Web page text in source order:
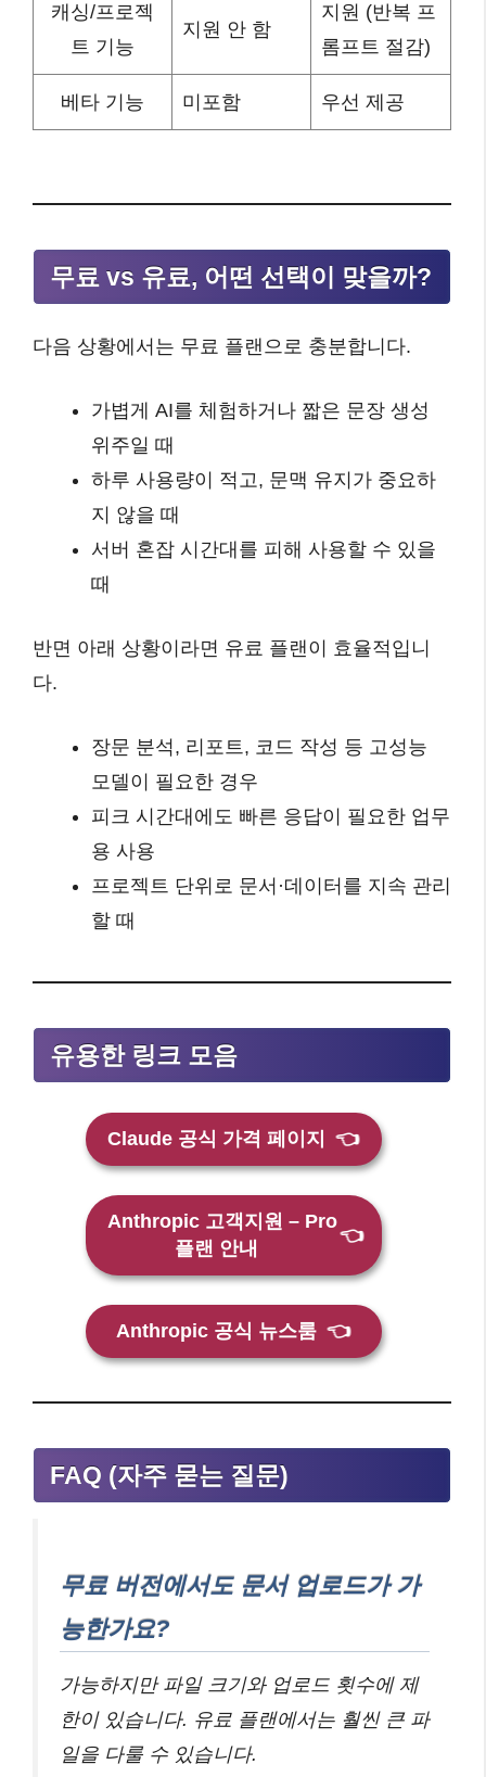
캐싱/프로젝
트 기능
지원 안 함
지원 (반복 프
롬프트 절감)
베타 기능 미포함 우선 제공
무료 vs 유료, 어떤 선택이 맞을까?
다음 상황에서는 무료 플랜으로 충분합니다.
가볍게 AI를 체험하거나 짧은 문장 생성
위주일 때
하루 사용량이 적고, 문맥 유지가 중요하
지 않을 때
서버 혼잡 시간대를 피해 사용할 수 있을
때
반면 아래 상황이라면 유료 플랜이 효율적입니
다.
장문 분석, 리포트, 코드 작성 등 고성능
모델이 필요한 경우
피크 시간대에도 빠른 응답이 필요한 업무
용 사용
프로젝트 단위로 문서·데이터를 지속 관리
할 때
유용한 링크 모음
Claude 공식 가격 페이지👈
Anthropic 고객지원 – Pro
플랜 안내
👈
Anthropic 공식 뉴스룸👈
FAQ (자주 묻는 질문)
무료 버전에서도 문서 업로드가 가
능한가요?
가능하지만 파일 크기와 업로드 횟수에 제
한이 있습니다. 유료 플랜에서는 훨씬 큰 파
일을 다룰 수 있습니다.